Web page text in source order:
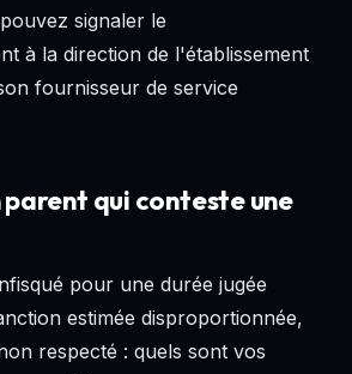
signaler le
à la direction de l'établissement
fournisseur de service
parent qui conteste une
pour une durée jugée
estimée disproportionnée,
respecté : quels sont vos